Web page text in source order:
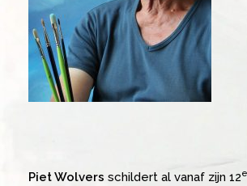
Piet Wolvers schildert al vanaf zijn 12e